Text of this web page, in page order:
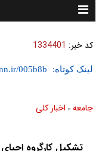
Toggle
کد خبر: 1334401
لینک کوتاه:
جامعه » اخبار كلی
تشکیل کارگروه